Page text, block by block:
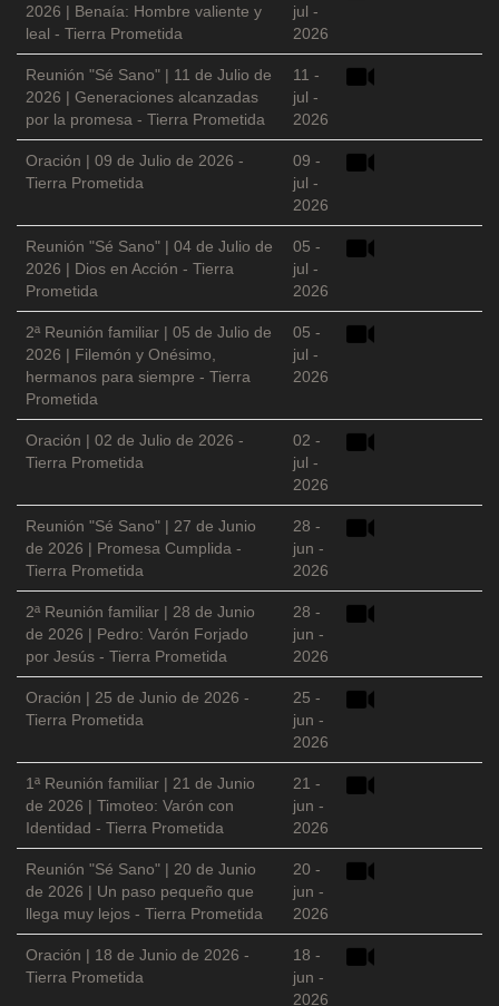
2026 | Benaía: Hombre valiente y
leal - Tierra Prometida
jul -
2026
Reunión "Sé Sano" | 11 de Julio de
2026 | Generaciones alcanzadas
por la promesa - Tierra Prometida
11 -
jul -
2026
Oración | 09 de Julio de 2026 -
Tierra Prometida
09 -
jul -
2026
Reunión "Sé Sano" | 04 de Julio de
2026 | Dios en Acción - Tierra
Prometida
05 -
jul -
2026
2ª Reunión familiar | 05 de Julio de
2026 | Filemón y Onésimo,
hermanos para siempre - Tierra
Prometida
05 -
jul -
2026
Oración | 02 de Julio de 2026 -
Tierra Prometida
02 -
jul -
2026
Reunión "Sé Sano" | 27 de Junio
de 2026 | Promesa Cumplida -
Tierra Prometida
28 -
jun -
2026
2ª Reunión familiar | 28 de Junio
de 2026 | Pedro: Varón Forjado
por Jesús - Tierra Prometida
28 -
jun -
2026
Oración | 25 de Junio de 2026 -
Tierra Prometida
25 -
jun -
2026
1ª Reunión familiar | 21 de Junio
de 2026 | Timoteo: Varón con
Identidad - Tierra Prometida
21 -
jun -
2026
Reunión "Sé Sano" | 20 de Junio
de 2026 | Un paso pequeño que
llega muy lejos - Tierra Prometida
20 -
jun -
2026
Oración | 18 de Junio de 2026 -
Tierra Prometida
18 -
jun -
2026